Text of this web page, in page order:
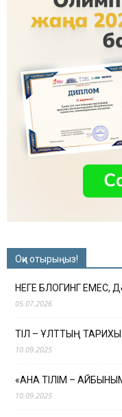
Оқи отырыңыз!
НЕГЕ БЛОГИНГ ЕМЕС,
05.07.2026
ТІЛ – ҰЛТТЫҢ
10.09.2025
«АНА ТІЛІМ –
10.09.2025